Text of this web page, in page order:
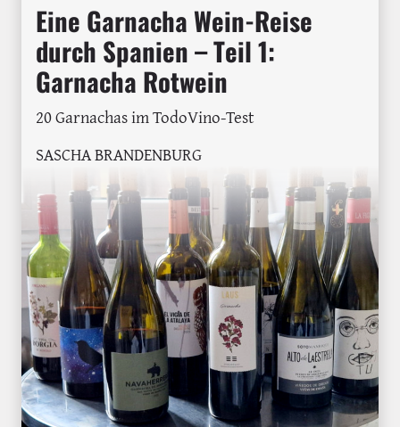
Eine Garnacha Wein-Reise
durch Spanien – Teil 1:
Garnacha Rotwein
20 Garnachas im TodoVino-Test
SASCHA BRANDENBURG